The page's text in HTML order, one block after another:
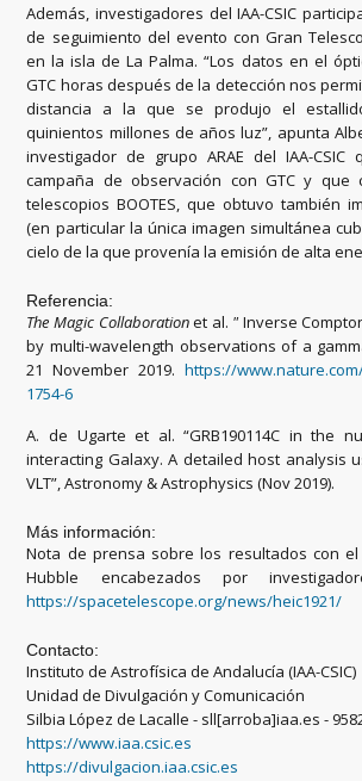
Además, investigadores del IAA-CSIC
de seguimiento del evento con Gran
en la isla de La Palma. “Los datos en el
GTC horas después de la detección nos
distancia a la que se produjo el
quinientos millones de años luz”, apunta
investigador de grupo ARAE del IAA-
campaña de observación con GTC y
telescopios BOOTES, que obtuvo también
(en particular la única imagen simultánea
cielo de la que provenía la emisión de alta
Referencia:
The Magic Collaborationet al. " Inverse
by multi-wavelength observations of a
21 November 2019. https://
1754-6
A. de Ugarte et al. “GRB190114C in the
interacting Galaxy. A detailed host analysis
VLT”, Astronomy & Astrophysics (Nov 2019).
Más información:
Nota de prensa sobre los resultados con
Hubble encabezados por
https://spacetelescope.org/news/heic1921/
Contacto:
Instituto de Astrofísica de Andalucía (IAA-CSIC)
Unidad de Divulgación y Comunicación
Silbia López de Lacalle - sll[arroba]iaa.es -
https://www.iaa.csic.es
https://divulgacion.iaa.csic.es